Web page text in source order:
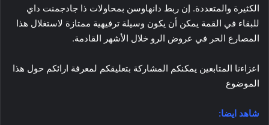
الكثيرة والمتعددة. إن ربط دانهاوسن بمحاولات ذا جادجمنت داي
للبقاء في القمة يمكن أن يكون وسيلة ترفيهية ممتازة لاستغلال هذا
المصارع الحر في عروض الرو خلال الأشهر القادمة.
اعزاءنا المتابعين يمكنكم المشاركة بتعليقكم لمعرفة ارائكم حول هذا
الموضوع
شاهد ايضا: